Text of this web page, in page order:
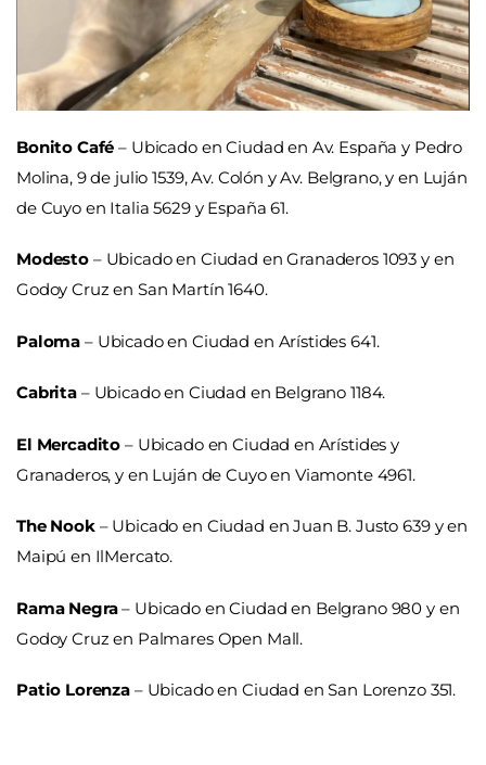
Bonito Café – Ubicado en Ciudad en Av. España y Pedro
Molina, 9 de julio 1539, Av. Colón y Av. Belgrano, y en Luján
de Cuyo en Italia 5629 y España 61.
Modesto– Ubicado en Ciudad en Granaderos 1093 y en
Godoy Cruz en San Martín 1640.
Paloma – Ubicado en Ciudad en Arístides 641.
Cabrita– Ubicado en Ciudad en Belgrano 1184.
El Mercadito – Ubicado en Ciudad en Arístides y
Granaderos, y en Luján de Cuyo en Viamonte 4961.
The Nook– Ubicado en Ciudad en Juan B. Justo 639 y en
Maipú en IlMercato.
Rama Negra– Ubicado en Ciudad en Belgrano 980 y en
Godoy Cruz en Palmares Open Mall.
Patio Lorenza – Ubicado en Ciudad en San Lorenzo 351.